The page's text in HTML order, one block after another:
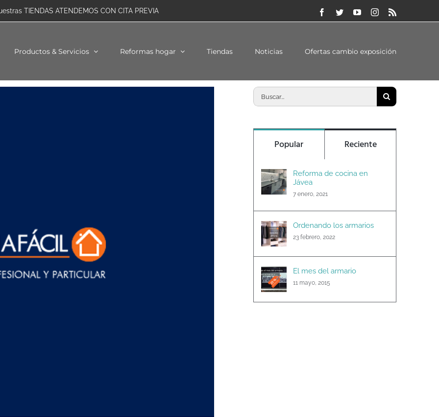
TIENDAS ATENDEMOS CON CITA PREVIA Facebook
TwitterYouTubeInstagram
Productos & Servicios Reformas hogar Tiendas Noticias Ofertas cambio exposición
Inicio / Nueva cuña de radio Cocina Fácil
Buscar:
Popular Reciente
Reforma de cocina en
Jávea
7 enero, 2021
Ordenando los armarios
23 febrero, 2022
El mes del armario
11 mayo, 2015